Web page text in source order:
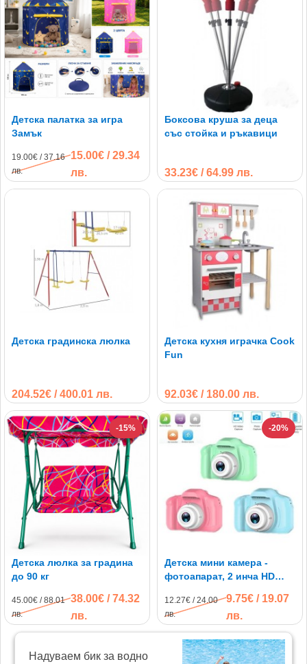
Детска палатка за игра
Замък
19.00€ / 37.16
лв.
15.00€ / 29.34
лв.
Боксова круша за деца
със стойка и ръкавици
33.23€ / 64.99 лв.
Детска градинска люлка
204.52€ / 400.01 лв.
Детска кухня играчка Cook
Fun
92.03€ / 180.00 лв.
-15%
Детска люлка за градина
до 90 кг
45.00€ / 88.01
лв.
38.00€ / 74.32
лв.
-20%
Детска мини камера -
фотоапарат, 2 инча HD
броя
12.27€ / 24.00
лв.
9.75€ / 19.07
лв.
Надуваем бик за водно